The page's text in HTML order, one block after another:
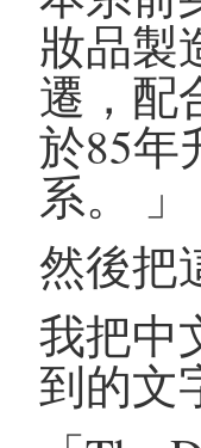
妝品製
遷，配
於85年
系。 」
然後把
我把中
到的文